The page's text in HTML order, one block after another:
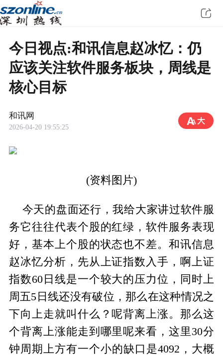
今日视点:和讯信息赵冰忆：仍
应该关注软件服务板块，周线是
核心目标
和讯网
2026-04-20 19:55:25
(资料图片)
今天的盘面还行，我给大家讲过软件服
务它往往代表个股的红绿，软件服务表现
好，基本上个股的状态也不差。和讯信息
赵冰忆分析，先从上证指数入手，啊上证
指数60日线是一个较大的压力位，同时上
周五5日线还没有破位，那么在这种情况之
下向上走就叫什么？呢背离上涨。那么这
个背离上涨能走到哪里呢来看，这里30分
钟周期上方有一个小的缺口是4092，大概